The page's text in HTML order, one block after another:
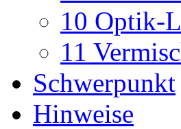
10 Optik-
11
Schwerpunkt
Hinweise